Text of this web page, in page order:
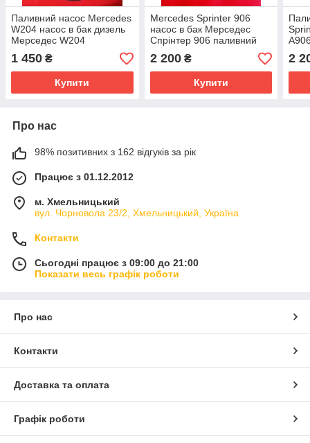
Паливний насос Mercedes
W204 насос в бак дизель
Мерседес W204
0580102003
1 450 ₴
Купити
Mercedes Sprinter 906
насос в бак Мерседес
Спрінтер 906 паливний
насос 0580203141
A9064705394
2 200₴
Купити
2
Про нас
98% позитивних з 162 відгуків за рік
Працює з 01.12.2012
м. Хмельницький
вул. Чорновола 23/2, Хмельницький, Україна
Контакти
Сьогодні працює з 09:00 до 21:00
Показати весь графік роботи
Про нас
Контакти
Доставка та оплата
Графік роботи